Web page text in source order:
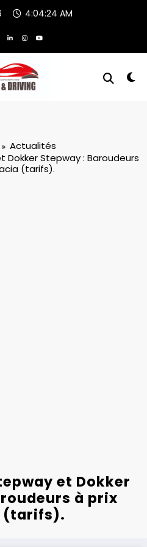
4:04:26 AM
Actualités
Dokker Stepway : Baroudeurs
(tarifs).
et Dokker
à prix
(tarifs).